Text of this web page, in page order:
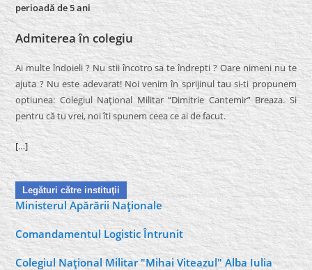
perioadă de 5 ani
Admiterea în colegiu
Ai multe îndoieli ? Nu stii încotro sa te îndrepti ? Oare nimeni nu te
ajuta ? Nu este adevarat! Noi venim în sprijinul tau si-ti propunem
optiunea: Colegiul Naţional Militar “Dimitrie Cantemir” Breaza. Si
pentru că tu vrei, noi îti spunem ceea ce ai de facut.
[…]
Legături către instituţii
Ministerul Apărării Naţionale
Comandamentul Logistic Întrunit
Colegiul Naţional Militar "Mihai Viteazul" Alba Iulia